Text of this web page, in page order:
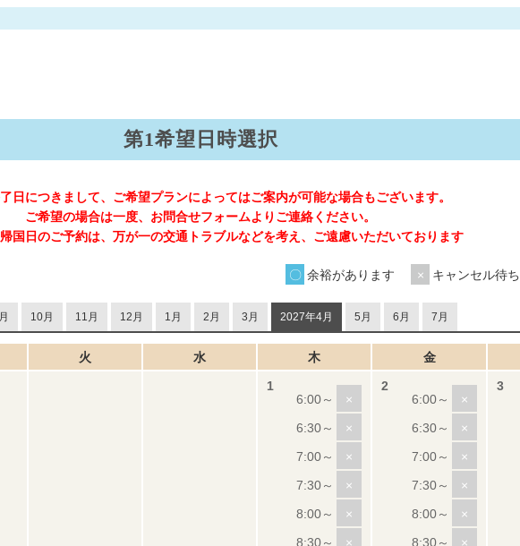
第1希望日時選択
日につきまして、ご希望プランによってはご案内が可能な場合もございます。
ご希望の場合は一度、お問合せフォームよりご連絡ください。
国日のご予約は、万が一の交通トラブルなどを考え、ご遠慮いただいております
余裕があります キャンセル待ち
10月 11月 12月 1月 2月 3月 2027年4月 5月 6月 7月
火 水 木 金
×
×
×
×
×
×
×
×
×
×
×
×